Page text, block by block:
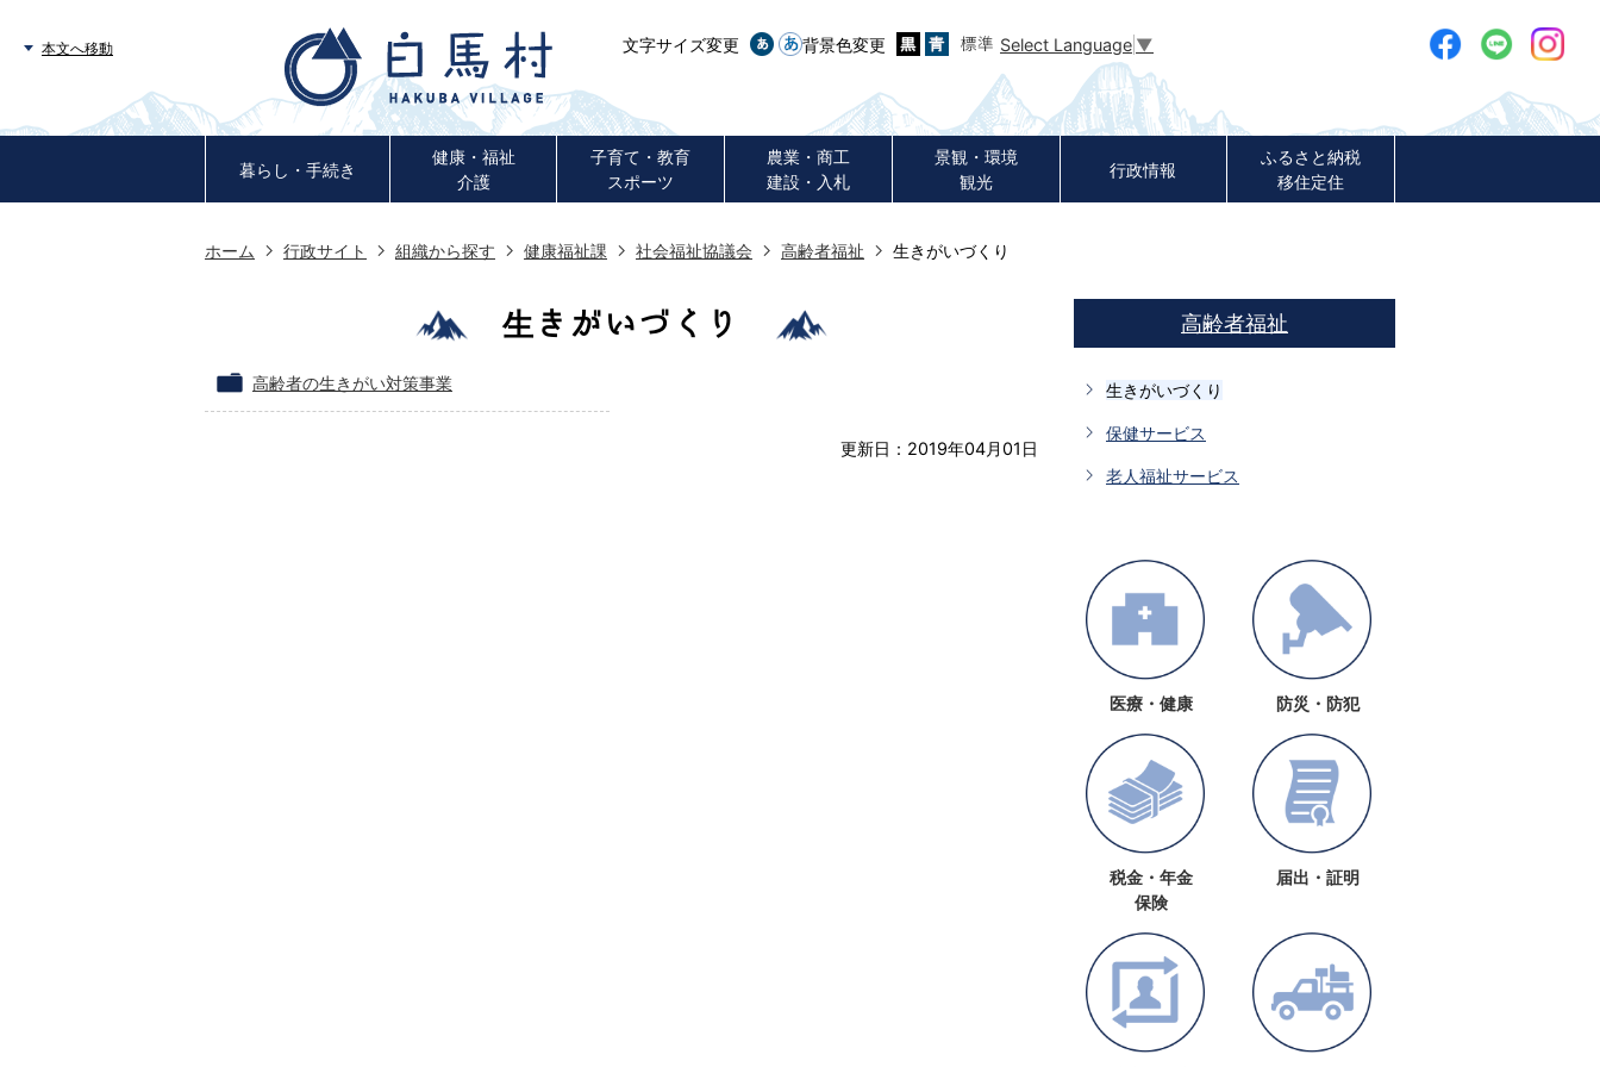
本文へ移動 文字サイズ変更 背景色変更 Select Language ▼
暮らし・手続き
健康・福祉
介護
子育て・教育
スポーツ
農業・商工
建設・入札
景観・環境
観光
行政情報
ふるさと納税
移住定住
ホーム 行政サイト 組織から探す 健康福祉課 社会福祉協議会 高齢者福祉 生きがいづくり
生きがいづくり
高齢者の生きがい対策事業
更新日：2019年04月01日
高齢者福祉
生きがいづくり
保健サービス
老人福祉サービス
医療・健康 防災・防犯
税金・年金
保険
届出・証明